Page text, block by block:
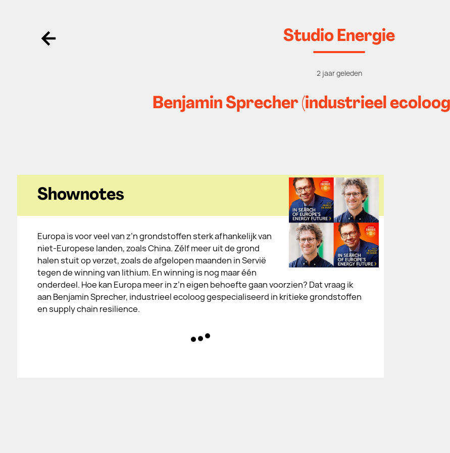
Ga terug
Studio Energie
2 jaar geleden
Benjamin Sprecher (industrieel
Shownotes
Europa is voor veel van z’n grondstoffen sterk afhankelijk van
niet-Europese landen, zoals China. Zélf meer uit de grond
halen stuit op verzet, zoals de afgelopen maanden in Servië
tegen de winning van lithium. En winning is nog maar één
onderdeel. Hoe kan Europa meer in z’n eigen behoefte gaan voorzien? Dat vraag ik
aan Benjamin Sprecher, industrieel ecoloog gespecialiseerd in kritieke grondstoffen
en supply chain resilience.